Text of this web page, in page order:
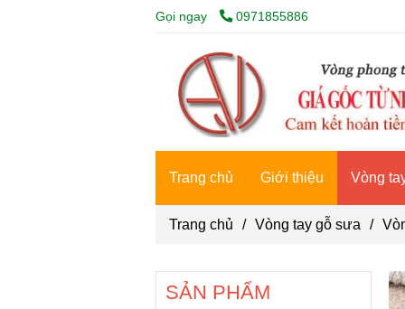
Gọi ngay 0971855886
Trang chủ Giới thiệu Vòng
Trang chủ / Vòng tay gỗ sưa /
SẢN PHẨM